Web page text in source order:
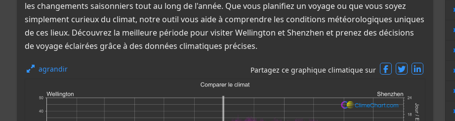
les changements saisonniers tout au long de l'année. Que vous planifiez un voyage ou que vous soyez
simplement curieux du climat, notre outil vous aide à comprendre les conditions météorologiques uniques
de ces lieux. Découvrez la meilleure période pour visiter Wellington et Shenzhen et prenez des décisions
de voyage éclairées grâce à des données climatiques précises.
agrandir Partagez ce graphique climatique sur